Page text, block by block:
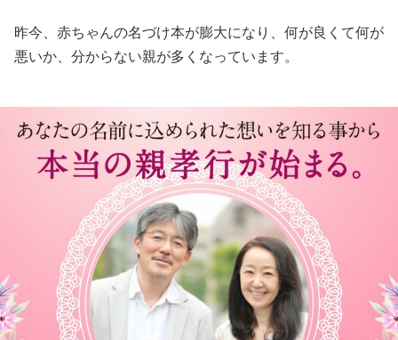
昨今、赤ちゃんの名づけ本が膨大になり、何が良くて何が
悪いか、分からない親が多くなっています。